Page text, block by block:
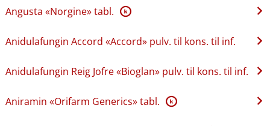
Angusta «Norgine» tabl. K
Anidulafungin Accord «Accord» pulv. til kons. til inf.
Anidulafungin Reig Jofre «Bioglan» pulv. til kons. til inf.
Aniramin «Orifarm Generics» tabl. K